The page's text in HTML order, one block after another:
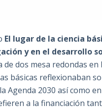
El lugar de la ciencia
y en el desarrollo
de dos mesa redondas en
básicas reflexionaban
Agenda 2030 así como
a la financiación